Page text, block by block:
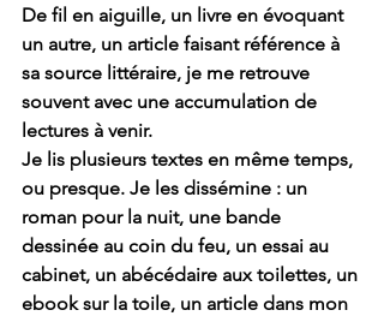
De fil en aiguille, un livre en évoquant
un autre, un article faisant référence à
sa source littéraire, je me retrouve
souvent avec une accumulation de
lectures à venir.
Je lis plusieurs textes en même temps,
ou presque. Je les dissémine : un
roman pour la nuit, une bande
dessinée au coin du feu, un essai au
cabinet, un abécédaire aux toilettes, un
ebook sur la toile, un article dans mon